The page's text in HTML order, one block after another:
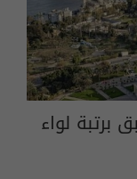
لواء